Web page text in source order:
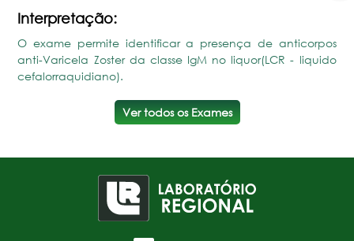
Interpretação:
O exame permite identificar a presença de anticorpos
anti-Varicela Zoster da classe IgM no liquor(LCR - liquido
cefalorraquidiano).
Ver todos os Exames